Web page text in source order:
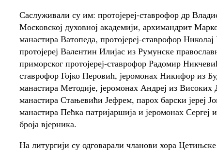
Саслуживали су им: протојереј-ставрофор др
Московској духовној академији, архимандрит
манастира Ватопеда, протојереј-ставрофор
протојереј Валeнтин Илијас из Румунске
приморског протојереј-ставрофор Радомир
ставрофор Гојко Перовић, јеромонах Никифор из
манастира Методије, јеромонах Андреј из
манастира Стањевићи Јефрем, парох барски јереј
манастира Пећка патријаршија и јеромонах
броја вјерника.
На литургији су одговарали чланови хора